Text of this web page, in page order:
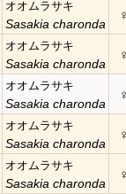
オオムラサキ
Sasakia charonda
オオムラサキ
Sasakia charonda
オオムラサキ
Sasakia charonda
オオムラサキ
Sasakia charonda
オオムラサキ
Sasakia charonda